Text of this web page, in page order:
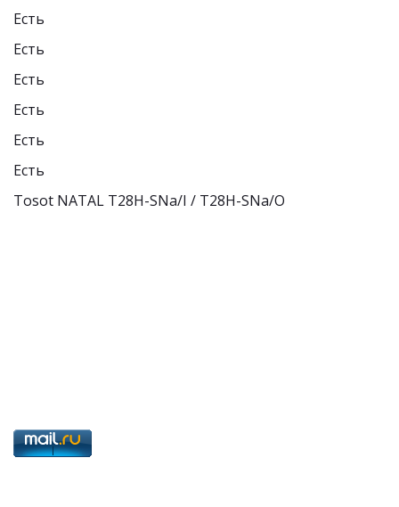
Есть
Есть
Есть
Есть
Есть
Есть
Tosot NATAL T28H-SNa/I / T28H-SNa/O